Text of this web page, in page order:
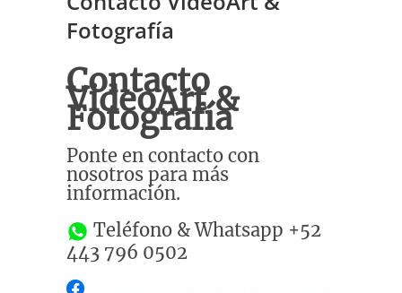
Fotografía
Contacto
VideoArt &
Fotografía
Ponte en contacto con
nosotros para más
información.
Teléfono & Whatsapp +52
443 796 0502